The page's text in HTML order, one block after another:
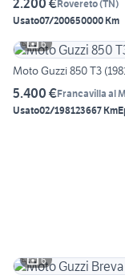
2.200 €Rovereto(TN)
Usato07/200650000 Km
6
Moto Guzzi 850 T3
5.400 €Francavilla al
Usato02/198123667 Km
6